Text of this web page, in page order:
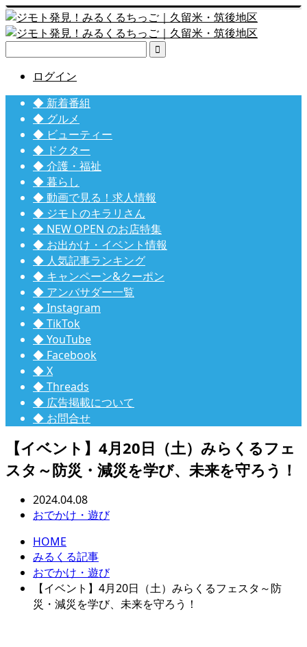

ログイン
◆ 新着番組
◆ グルメ
◆ ビューティー
◆ ドクター
◆ 介護・福祉
◆ 暮らし
◆ 動画で見る！求人情報
◆ ジモトのキラリさん
◆ NEW OPEN のお店特集
◆ お出かけ・イベント情報
◆ 人気記事ランキング
◆ キャンペーン&クーポン
◆ アンバサダー一覧
◆ Instagram
◆ TikTok
◆ YouTube
◆ Facebook
◆ X
◆ Threads
◆ 広告掲載について
◆ お問合せ
【イベント】4月20日（土）みらくるフェ
スタ～防災・減災を学び、未来を守ろう！
2024.04.08
おでかけ・遊び
HOME
みるくる記事
おでかけ・遊び
【イベント】4月20日（土）みらくるフェスタ～防
災・減災を学び、未来を守ろう！